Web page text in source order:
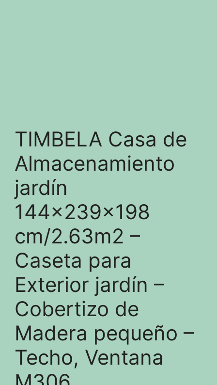
TIMBELA Casa de
Almacenamiento
jardín
144x239x198
cm/2.63m2 –
Caseta para
Exterior jardín –
Cobertizo de
Madera pequeño –
Techo, Ventana